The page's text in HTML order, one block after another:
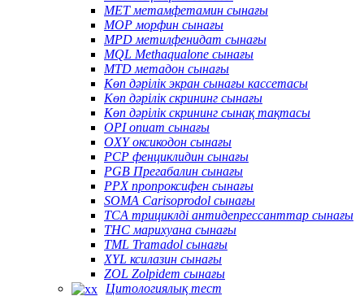
MET метамфетамин сынағы
MOP морфин сынағы
MPD метилфенидат сынағы
MQL Methaqualone сынағы
MTD метадон сынағы
Көп дәрілік экран сынағы кассетасы
Көп дәрілік скрининг сынағы
Көп дәрілік скрининг сынақ тақтасы
OPI опиат сынағы
OXY оксикодон сынағы
PCP фенциклидин сынағы
PGB Прегабалин сынағы
PPX пропроксифен сынағы
SOMA Carisoprodol сынағы
TCA трициклді антидепрессанттар сынағы
THC марихуана сынағы
TML Tramadol сынағы
XYL ксилазин сынағы
ZOL Zolpidem сынағы
Цитологиялық тест